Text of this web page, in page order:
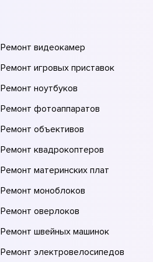
Ремонт видеокамер
Ремонт игровых приставок
Ремонт ноутбуков
Ремонт фотоаппаратов
Ремонт объективов
Ремонт квадрокоптеров
Ремонт материнских плат
Ремонт моноблоков
Ремонт оверлоков
Ремонт швейных машинок
Ремонт электровелосипедов